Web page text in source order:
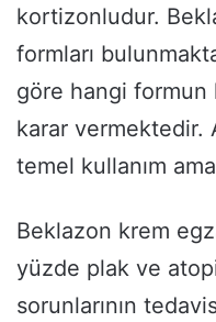
kortizonludur.
formları
göre hangi formun
karar vermektedir.
temel kullanım
Beklazon krem
yüzde plak ve
sorunlarının